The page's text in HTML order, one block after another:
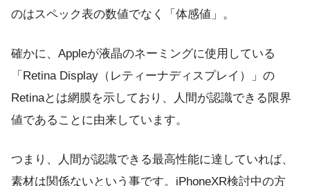
のはスペック表の数値でなく「体感値」。
確かに、Appleが液晶のネーミングに使用している
「Retina Display（レティーナディスプレイ）」の
Retinaとは網膜を示しており、人間が認識できる限界
値であることに由来しています。
つまり、人間が認識できる最高性能に達していれば、
素材は関係ないという事です。iPhoneXR検討中の方